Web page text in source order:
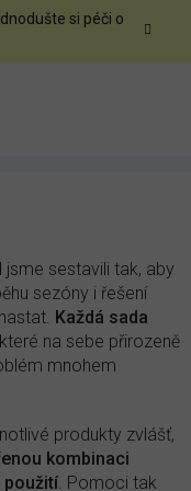
si péči o
jsme sestavili tak, aby
sezóny i řešení
Každá sada
na sebe přirozeně
mnohem
produkty zvlášť,
kombinaci
použití . Pomoci tak